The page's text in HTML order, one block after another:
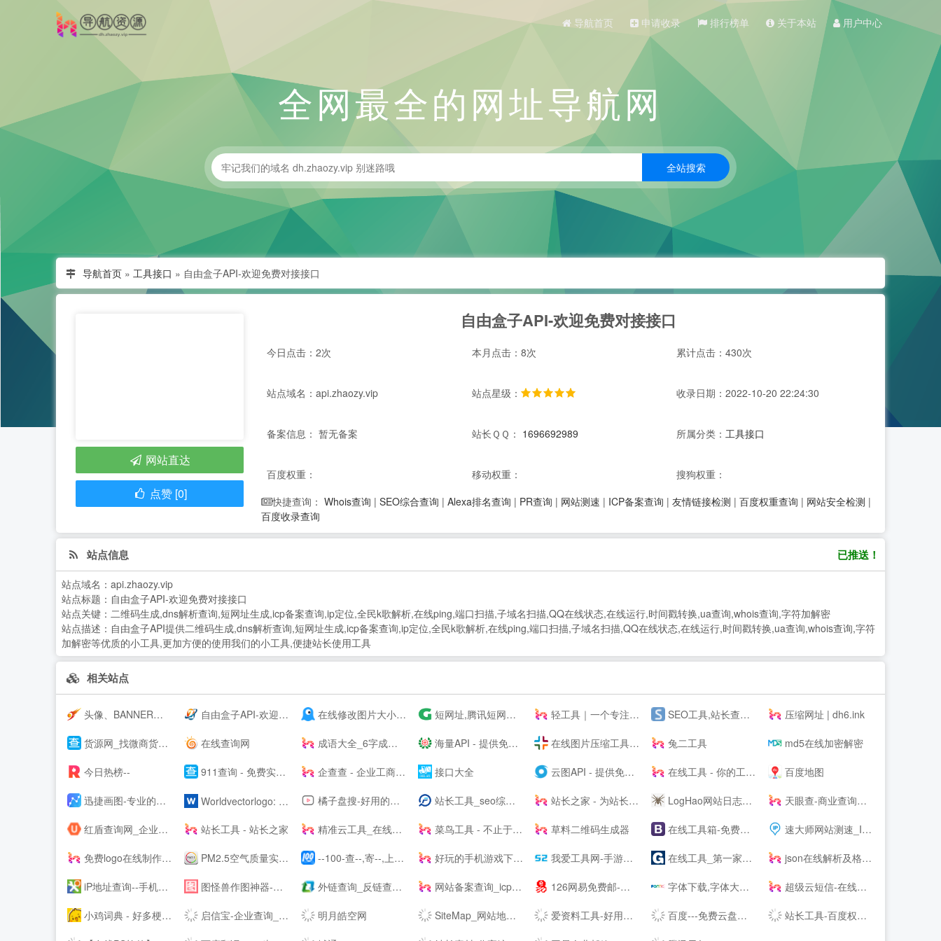
导航首页 申请收录 排行榜单 关于本站 用户中心
全网最全的网址导航网
导航首页 » 工具接口 » 自由盒子API-欢迎免费对接接口
自由盒子API-欢迎免费对接接口
今日点击：2次 本月点击：8次 累计点击：430次
站点域名：api.zhaozy.vip 站点星级： 收录日期：2022-10-20 22:24:30
备案信息： 暂无备案 站长ＱＱ： 1696692989 所属分类：工具接口
百度权重： 移动权重： 搜狗权重：
快捷查询： Whois查询 | SEO综合查询 | Alexa排名查询 | PR查询 | 网站测速 | ICP备案查询 | 友情链接检测 | 百度权重查询 | 网站安全检测 |
百度收录查询
网站直达
点赞 [0]
站点信息 已推送！
站点域名： api.zhaozy.vip
站点标题： 自由盒子API-欢迎免费对接接口
站点关键： 二维码生成,dns解析查询,短网址生成,icp备案查询,ip定位,全民k歌解析,在线ping,端口扫描,子域名扫描,QQ在线状态,在线运行,时间戳转换,ua查询,whois查询,字符加解密
站点描述： 自由盒子API提供二维码生成,dns解析查询,短网址生成,icp备案查询,ip定位,全民k歌解析,在线ping,端口扫描,子域名扫描,QQ在线状态,在线运行,时间戳转换,ua查询,whois查询,字符
加解密等优质的小工具,更加方便的使用我们的小工具,便捷站长使用工具
相关站点
头像、BANNER、LOGO在线制作设计生成 - 朝夕网 自由盒子API-欢迎免费对接接口 在线修改图片大小尺寸；免费抠图照片处理工具 - 改图神器 短网址,腾讯短网址生成,sc.qq.com短链接,小米短网址,搜狗短网址,抖音域名防封,百度短链接,微信域名防封,腾讯绿标域名检测,,抖音域名检测,网址缩短_奇灵短网址 - 腾讯短网址,抖音域名检测,小米短网址,搜狗短网址,腾讯绿标域名检测,百度短网址,百度短链接,新浪短网址,绿标短网址,微信短网址,微信域名检测,sc.qq.com短链接,抖音防封短链 轻工具｜一个专注收集分享优质免费资源的导航 SEO工具,站长查询工具-助力SEO优化-搜外SEO工具大全 压缩网址 | dh6.ink
货源网_找微商货源_微信微商代理加盟_厂家一手货源发布平台 在线查询网 成语大全_6字成语_成语接龙查询_词云成语网 海量API - 提供免费接口调用平台 在线图片压缩工具(jpg、jpeg、png、gif、webp、tiff)无损压缩90%-压缩图 兔二工具 md5在线加密解密
今日热榜-- 911查询 - 免费实用查询工具大全网站 企查查 - 企业工商信息查询系统_查企业_查老板_查风险就上企查查! 接口大全 云图API - 提供免费接口调用平台-免费API数据接口调用服务平台 在线工具 - 你的工具箱 百度地图
迅捷画图-专业的在线作图网站,在线画思维导图、流程图 Worldvectorlogo: Brand logos free to download 橘子盘搜-好用的影视资源搜索引擎 站长工具_seo综合查询工具_批量查询分析工具_枫树seo网 站长之家 - 为站长提供常用站长工具 webmaster--.cn LogHao网站日志在线分析工具_拉格好百度蜘蛛(baiduspider)在线分析-www.LogHao.cn站长工具 天眼查-商业查询平台_企业信息查询_公司查询_工商查询_企业信用信息系统
红盾查询网_企业工商信息查询系统 站长工具 - 站长之家 精准云工具_在线工具大全 菜鸟工具 - 不止于工具 草料二维码生成器 在线工具箱-免费实用工具大全-工具狗 速大师网站测速_IP地址归属地查询-免费IP查询API接口
免费logo在线制作-字体logo-logo设计-U钙网 PM2.5空气质量实时查询 - 911查询 --100-查--,寄--,上--100 好玩的手机游戏下载-免费安卓软件下载 - 阳光下载站 我爱工具网-手游排行榜2021前十名推荐平台|热门手机软件app应用下载 在线工具_第一家纯在线免安装的工具网站【免费使用】- 工具123 json在线解析及格式化_pcjson工具在线
iP地址查询--手机号码查询归属地 | 邮政编码查询 | iP地址归属地查询 | 身份证号码验证在线查询网 图怪兽作图神器-在线图片编辑器-PS图片制作-搞定平面设计不求人 外链查询_反链查询结果 - 爱站网 网站备案查询_icp备案查询_域名备案查询--查ICP备案网 126网易免费邮-你的专业电子邮局 字体下载,字体大全,免费字体下载,在线字体|字客网 超级云短信-在线短信接收-Receive --S
小鸡词典 - 好多梗啊！ 启信宝-企业查询_企业信用信息平台 明月皓空网 SiteMap_网站地图_站点地图_制作工具_在线生成_生成工具_生成器_网页爬虫_天气预报_天气API - 爱帮助！ 爱资料工具-好用的在线工具箱 百度---免费云盘丨文件共享软件丨超大容量丨存储安全 站长工具-百度权重排名查询-站长seo查询 - 爱站网